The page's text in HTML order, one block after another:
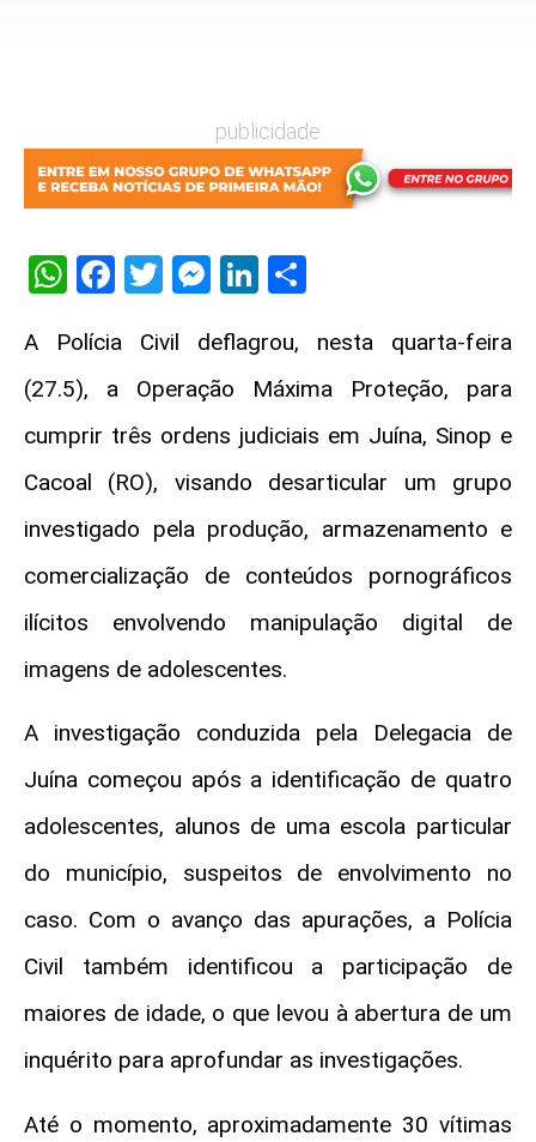
publicidade
WhatsApp
Facebook
Twitter
Messenger
LinkedIn
A Polícia Civil deflagrou, nesta quarta-feira
(27.5), a Operação Máxima Proteção, para
cumprir três ordens judiciais em Juína, Sinop e
Cacoal (RO), visando desarticular um grupo
investigado pela produção, armazenamento e
comercialização de conteúdos pornográficos
ilícitos envolvendo manipulação digital de
imagens de adolescentes.
A investigação conduzida pela Delegacia de
Juína começou após a identificação de quatro
adolescentes, alunos de uma escola particular
do município, suspeitos de envolvimento no
caso. Com o avanço das apurações, a Polícia
Civil também identificou a participação de
maiores de idade, o que levou à abertura de um
inquérito para aprofundar as investigações.
Até o momento, aproximadamente 30 vítimas